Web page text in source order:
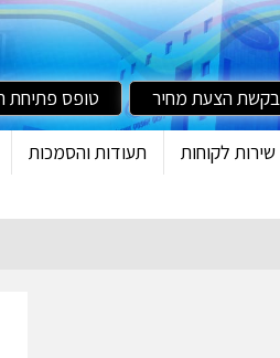
טופס פתיחת הצעת מחיר
שירות לקוחות תעודות והסמכות